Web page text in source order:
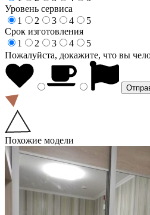
Уровень сервиса
1
2 3 4
5
Срок изготовления
1
2 3 4
5
Пожалуйста, докажите, что вы
Похожие модели